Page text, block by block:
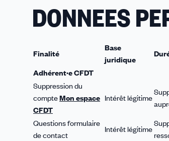
DONNEES
Finalité
Base
juridique
Adhérent·e CFDT
Suppression du
compteMon espace
CFDT
Intérêt légitime
Questions formulaire
de contact
Intérêt légitime